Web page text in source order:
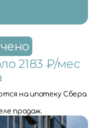
2183 ₽/мес
на ипотеку Сбера
продаж.